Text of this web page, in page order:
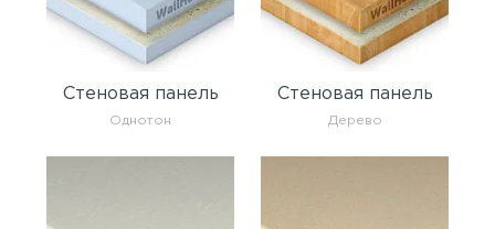
Стеновая панель
Однотон
Стеновая панель
Дерево